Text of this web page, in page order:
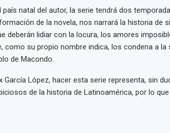
natal del autor, la serie tendrá dos
de la novela, nos narrará la historia de
deberán lidiar con la locura, los amores
como su propio nombre indica, los condena a la
de Macondo.
López, hacer esta serie representa, sin
de la historia de Latinoamérica, por lo que